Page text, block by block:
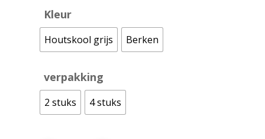
Kleur
Houtskool grijs Berken
verpakking
2 stuks 4 stuks